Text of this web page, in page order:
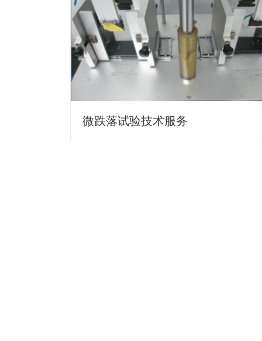
微跌落试验技术服务